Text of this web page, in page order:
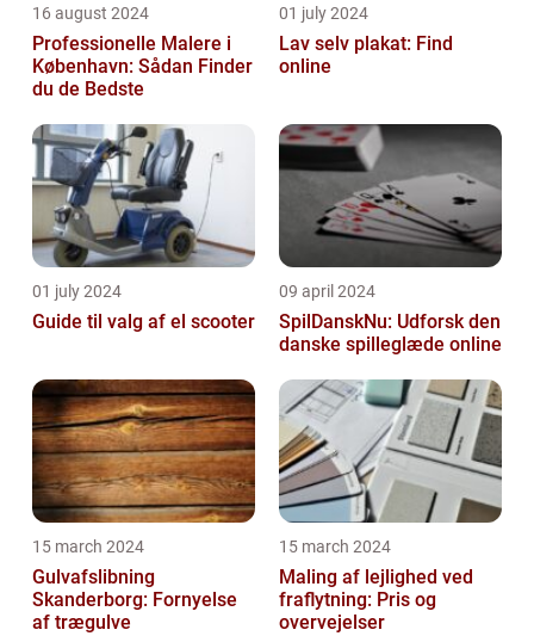
16 august 2024
Professionelle Malere i
København: Sådan Finder
du de Bedste
01 july 2024
Lav selv plakat: Find
online
01 july 2024
Guide til valg af el scooter
09 april 2024
SpilDanskNu: Udforsk den
danske spilleglæde online
15 march 2024
Gulvafslibning
Skanderborg: Fornyelse
af trægulve
15 march 2024
Maling af lejlighed ved
fraflytning: Pris og
overvejelser